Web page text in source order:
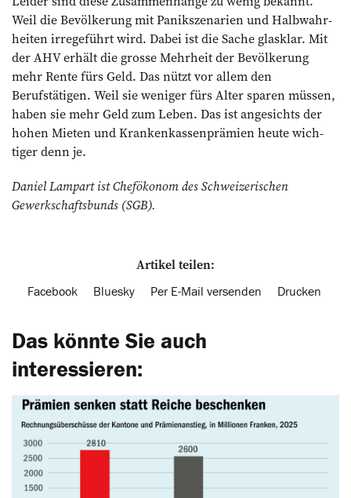
Weil die Bevölkerung mit Panikszenarien und Halbwahr­
heiten irregeführt wird. Dabei ist die Sache glasklar. Mit
der AHV erhält die grosse Mehrheit der Bevölkerung
mehr Rente fürs Geld. Das nützt vor allem den
Berufstätigen. Weil sie ­weniger fürs Alter sparen müssen,
­haben sie mehr Geld zum Leben. Das ist angesichts der
hohen Mieten und Krankenkassenprämien heute wich­
tiger denn je.
Daniel Lampart ist Chefökonom des Schweizerischen
Gewerkschaftsbunds (SGB).
Artikel teilen:
Facebook Bluesky Per E-Mail versenden Drucken
Das könnte Sie auch
interessieren: